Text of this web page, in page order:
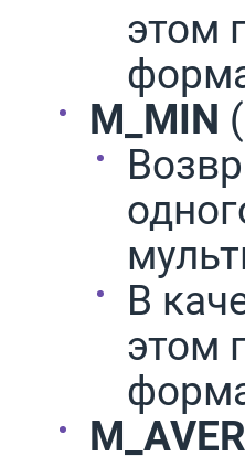
этом
M_MIN
В
этом